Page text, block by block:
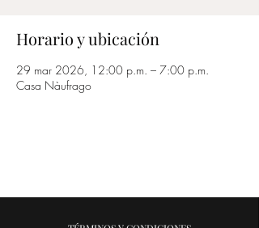
Horario y ubicación
29 mar 2026, 12:00 p.m. – 7:00 p.m.
Casa Nàufrago